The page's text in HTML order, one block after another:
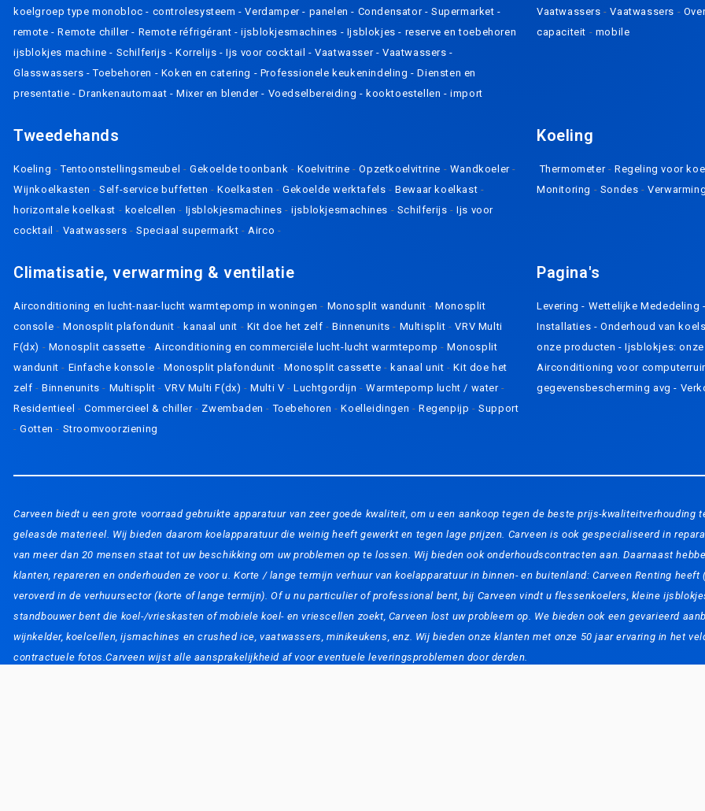
koelgroep type monobloc- controlesysteem-Verdamper- panelen- Condensator -Supermarket -
remote-Remote chiller- Remote réfrigérant-ijsblokjesmachines - Ijsblokjes- reserve en toebehoren
ijsblokjes machine- Schilferijs -Korrelijs-Ijs voor cocktail-Vaatwasser -Vaatwassers-
Glasswassers -Toebehoren - Koken en catering - Professionele keukenindeling-Diensten en
presentatie-Drankenautomaat-Mixer en blender- Voedselbereiding - kooktoestellen-import
Vaatwassers-Vaatwassers -
capaciteit - mobile
Tweedehands
Koeling -Tentoonstellingsmeubel -Gekoelde toonbank -Koelvitrine-Opzetkoelvitrine - Wandkoeler-
Wijnkoelkasten -Self-service buffetten-Koelkasten -Gekoelde werktafels-Bewaar koelkast -
horizontale koelkast - koelcellen- Ijsblokjesmachines-ijsblokjesmachines - Schilferijs-Ijs voor
cocktail- Vaatwassers -Speciaal supermarkt-Airco -
Koeling
Thermometer -Regeling voor
Monitoring - Sondes-
Climatisatie, verwarming & ventilatie
Airconditioning en lucht-naar-lucht warmtepomp in woningen- Monosplit wandunit-Monosplit
console -Monosplit plafondunit- kanaal unit - Kit doe het zelf-Binnenunits- Multisplit-VRV Multi
F(dx) - Monosplit cassette-Airconditioning en commerciële lucht-lucht warmtepomp -Monosplit
wandunit- Einfache konsole -Monosplit plafondunit-Monosplit cassette - kanaal unit-Kit doe het
zelf -Binnenunits- Multisplit-VRV Multi F(dx)-Multi V-Luchtgordijn-Warmtepomp lucht / water-
Residentieel -Commercieel & chiller- Zwembaden-Toebehoren-Koelleidingen -Regenpijp-Support
-Gotten- Stroomvoorziening
Pagina's
Levering- Wettelijke Mededeling
Installaties -Onderhoud van
onze producten -Ijsblokjes:
Airconditioning voor
gegevensbescherming avg-
Carveen biedt u een grote voorraad gebruikte apparatuur van zeer goede kwaliteit, om u een aankoop tegen de beste prijs-
geleasde materieel. Wij bieden daarom koelapparatuur die weinig heeft gewerkt en tegen lage prijzen. Carveen is ook gespecialiseerd in
van meer dan 20 mensen staat tot uw beschikking om uw problemen op te lossen. Wij bieden ook onderhoudscontracten aan. Daarnaast
klanten, repareren en onderhouden ze voor u. Korte / lange termijn verhuur van koelapparatuur in binnen- en buitenland: Carveen Renting
veroverd in de verhuursector (korte of lange termijn). Of u nu particulier of professional bent, bij Carveen vindt u flessenkoelers, kleine
standbouwer bent die koel-/vrieskasten of mobiele koel- en vriescellen zoekt, Carveen lost uw probleem op. We bieden ook een gevarieerd
wijnkelder, koelcellen, ijsmachines en crushed ice, vaatwassers, minikeukens, enz. Wij bieden onze klanten met onze 50 jaar ervaring in het
contractuele fotos.Carveen wijst alle aansprakelijkheid af voor eventuele leveringsproblemen door derden.